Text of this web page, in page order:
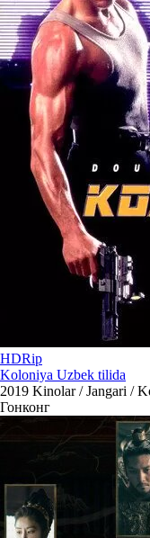
HDRip
Koloniya Uzbek tilida
2019 Kinolar / Jangari /
Гонконг